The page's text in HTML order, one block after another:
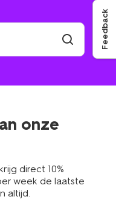
Feedback
onze
direct 10%
week de laatste
altijd.